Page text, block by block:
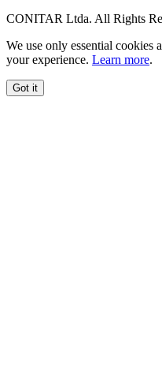
CONITAR Ltda. All Rights
We use only essential cookies
your experience. Learn more.
Got it